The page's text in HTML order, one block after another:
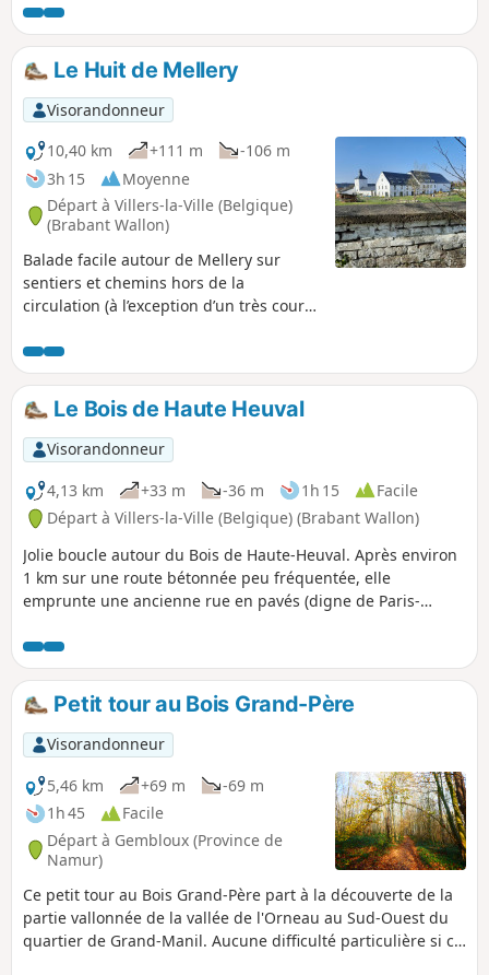
de Villers-la-Ville.
Le Huit de Mellery
Visorandonneur
10,40 km
+111 m
-106 m
3h 15
Moyenne
Départ à Villers-la-Ville (Belgique)
(Brabant Wallon)
Balade facile autour de Mellery sur
sentiers et chemins hors de la
circulation (à l’exception d’un très court
de Villers-la-Ville : du calme et du vert,
en résumé.
Le Bois de Haute Heuval
Visorandonneur
4,13 km
+33 m -36 m 1h 15
Facile
Départ à Villers-la-Ville (Belgique) (Brabant Wallon)
Jolie boucle autour du Bois de Haute-Heuval. Après environ
1 km sur une route bétonnée peu fréquentée, elle
emprunte une ancienne rue en pavés (digne de Paris-
n'est peut-être pas la plus belle des (nombreuses)
promenades possibles dans les environs, mais elle n'en est
pas moins agréable, et ce, en toute saison.
Petit tour au Bois Grand-Père
Visorandonneur
5,46 km
+69 m
-69 m
1h 45
Facile
Départ à Gembloux (Province de
Namur)
Ce petit tour au Bois Grand-Père part à la découverte de la
partie vallonnée de la vallée de l'Orneau au Sud-Ouest du
quartier de Grand-Manil. Aucune difficulté particulière si ce